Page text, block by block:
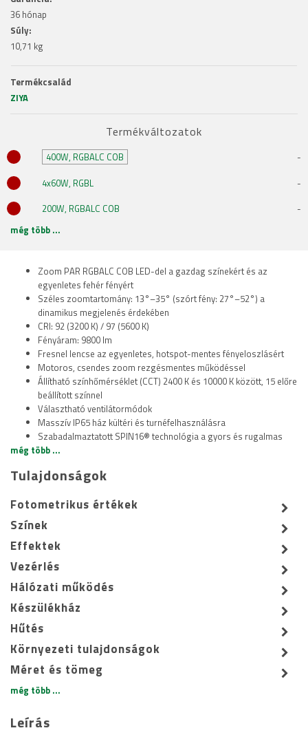
36 hónap
Súly:
10,71 kg
Termékcsalád
ZIYA
Termékváltozatok
400W, RGBALC COB
-
4x60W, RGBL
-
200W, RGBALC COB
-
még több ...
Zoom PAR RGBALC COB LED-del a gazdag színekért és az
egyenletes fehér fényért
Széles zoomtartomány: 13°–35° (szórt fény: 27°–52°) a
dinamikus megjelenés érdekében
CRI: 92 (3200 K) / 97 (5600 K)
Fényáram: 9800 lm
Fresnel lencse az egyenletes, hotspot-mentes fényeloszlásért
Motoros, csendes zoom rezgésmentes működéssel
Állítható színhőmérséklet (CCT) 2400 K és 10000 K között, 15 előre
beállított színnel
Választható ventilátormódok
Masszív IP65 ház kültéri és turnéfelhasználásra
Szabadalmaztatott SPIN16® technológia a gyors és rugalmas
telepítéshez a konzolba integrált 16 mm-es TV-csap segítségével
case
még több ...
Tulajdonságok
Fotometrikus értékek
Színek
Effektek
Vezérlés
Hálózati működés
Készülékház
Hűtés
Környezeti tulajdonságok
Méret és tömeg
még több ...
Leírás